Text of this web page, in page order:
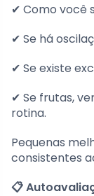
✔ Como você
✔ Se há
✔ Se existe
✔ Se frutas,
rotina.
Pequenas
consistentes
📋